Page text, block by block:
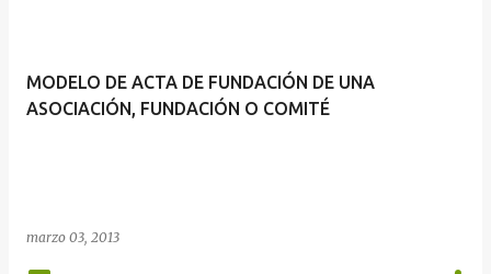
MODELO DE ACTA DE FUNDACIÓN DE UNA
ASOCIACIÓN, FUNDACIÓN O COMITÉ
marzo 03, 2013